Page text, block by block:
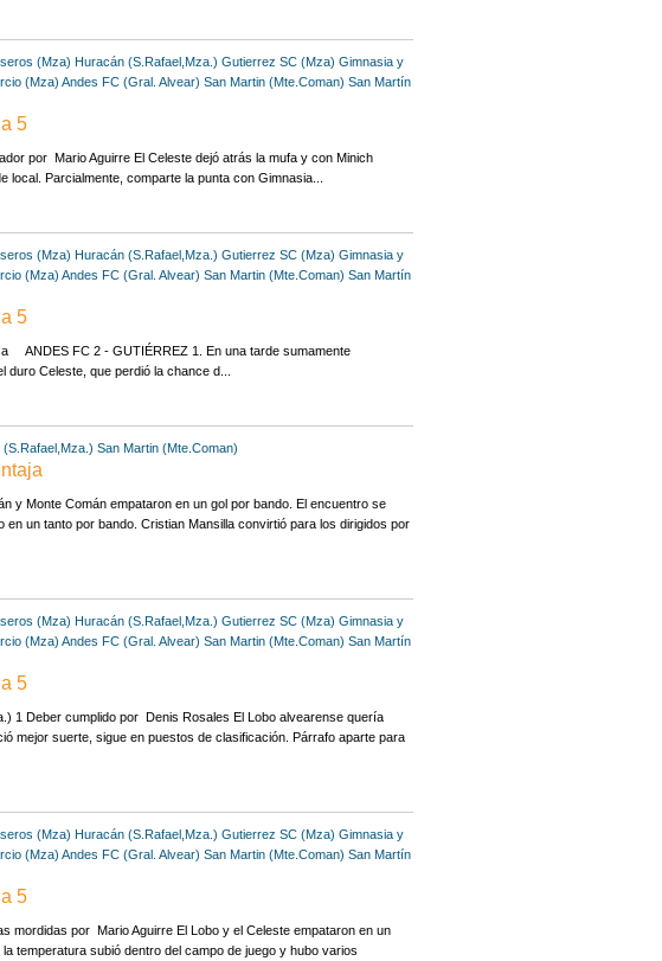
(Mza) Huracán (S.Rafael,Mza.) Gutierrez SC (Mza) Gimnasia y
(Mza) Andes FC (Gral. Alvear) San Martin (Mte.Coman) San Martín
5
por Mario Aguirre El Celeste dejó atrás la mufa y con Minich
Parcialmente, comparte la punta con Gimnasia...
(Mza) Huracán (S.Rafael,Mza.) Gutierrez SC (Mza) Gimnasia y
(Mza) Andes FC (Gral. Alvear) San Martin (Mte.Coman) San Martín
5
ANDES FC 2 - GUTIÉRREZ 1. En una tarde sumamente
Celeste, que perdió la chance d...
San Martin (Mte.Coman)
y Monte Comán empataron en un gol por bando. El encuentro se
un tanto por bando. Cristian Mansilla convirtió para los dirigidos por
(Mza) Huracán (S.Rafael,Mza.) Gutierrez SC (Mza) Gimnasia y
(Mza) Andes FC (Gral. Alvear) San Martin (Mte.Coman) San Martín
5
1 Deber cumplido por Denis Rosales El Lobo alvearense quería
mejor suerte, sigue en puestos de clasificación. Párrafo aparte para
(Mza) Huracán (S.Rafael,Mza.) Gutierrez SC (Mza) Gimnasia y
(Mza) Andes FC (Gral. Alvear) San Martin (Mte.Coman) San Martín
5
mordidas por Mario Aguirre El Lobo y el Celeste empataron en un
temperatura subió dentro del campo de juego y hubo varios